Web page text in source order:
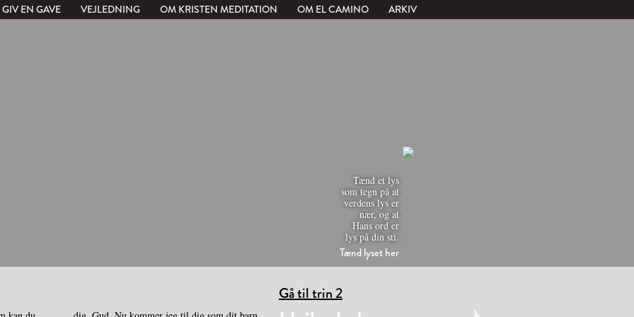
GIV EN GAVE VEJLEDNING OM KRISTEN MEDITATION OM EL CAMINO ARKIV
Tænd et lys
som tegn på at
verdens lys er
nær, og at
Hans ord er
lys på din sti.
Tænd lyset her
Gå til trin 2